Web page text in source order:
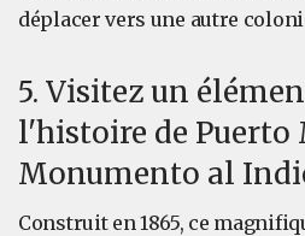
déplacer vers une autre
5. Visitez un
l'histoire de Puerto
Monumento al
Construit en 1865, ce